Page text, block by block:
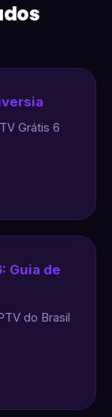
Grátis 6
Guia de
do Brasil